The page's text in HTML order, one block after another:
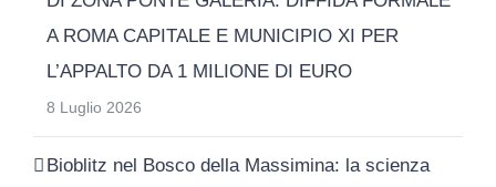
A ROMA CAPITALE E MUNICIPIO XI PER
L’APPALTO DA 1 MILIONE DI EURO
8 Luglio 2026
Bioblitz nel Bosco della Massimina: la scienza